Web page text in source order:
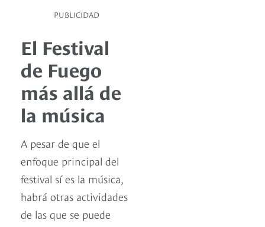
PUBLICIDAD
El Festival
de Fuego
más allá de
la música
A pesar de que el
enfoque principal del
festival sí es la música,
habrá otras actividades
de las que se puede